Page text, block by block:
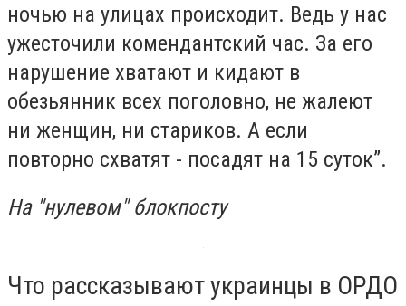
ночью на улицах происходит. Ведь у нас
ужесточили комендантский час. За его
нарушение хватают и кидают в
обезьянник всех поголовно, не жалеют
ни женщин, ни стариков. А если
повторно схватят - посадят на 15 суток”.
На "нулевом" блокпосту
Что рассказывают украинцы в ОРДО